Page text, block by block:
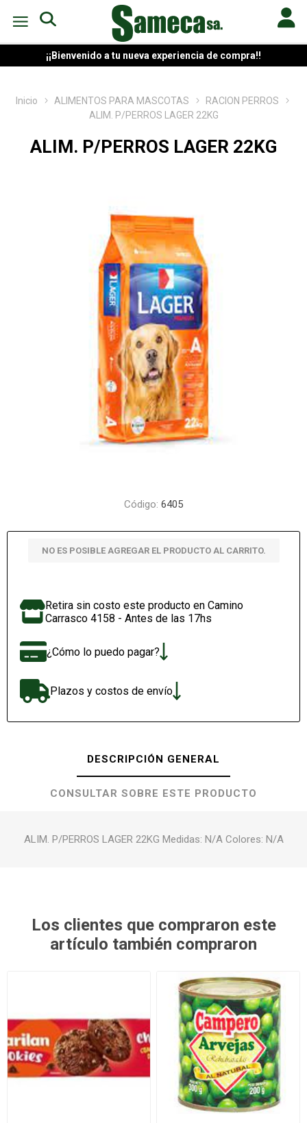
¡¡Bienvenido a tu nueva experiencia de compra!!
Inicio ALIMENTOS PARA MASCOTAS
RACION PERROS
ALIM. P/PERROS LAGER 22KG
ALIM. P/PERROS LAGER 22KG
Código: 6405
NO ES POSIBLE AGREGAR EL PRODUCTO AL CARRITO.
Retira sin costo este producto en Camino
Carrasco 4158 - Antes de las 17hs
¿Cómo lo puedo pagar?
Plazos y costos de envío
DESCRIPCIÓN GENERAL
CONSULTAR SOBRE ESTE PRODUCTO
ALIM. P/PERROS LAGER 22KG Medidas: N/A Colores: N/A
Los clientes que compraron este
artículo también compraron